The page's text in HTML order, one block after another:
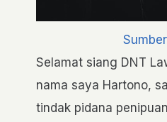
Selamat siang DNT
nama saya Hartono,
tindak pidana